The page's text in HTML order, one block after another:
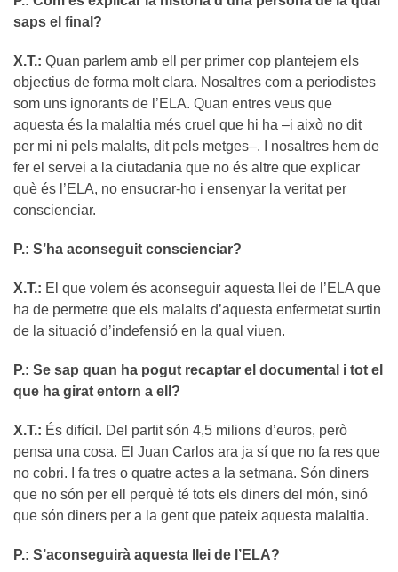
saps el final?
X.T.: Quan parlem amb ell per primer cop plantejem els
objectius de forma molt clara. Nosaltres com a periodistes
som uns ignorants de l’ELA. Quan entres veus que
aquesta és la malaltia més cruel que hi ha –i això no dit
per mi ni pels malalts, dit pels metges–. I nosaltres hem de
fer el servei a la ciutadania que no és altre que explicar
què és l’ELA, no ensucrar-ho i ensenyar la veritat per
conscienciar.
P.: S’ha aconseguit conscienciar?
X.T.: El que volem és aconseguir aquesta llei de l’ELA que
ha de permetre que els malalts d’aquesta enfermetat surtin
de la situació d’indefensió en la qual viuen.
P.: Se sap quan ha pogut recaptar el documental i tot el
que ha girat entorn a ell?
X.T.: És difícil. Del partit són 4,5 milions d’euros, però
pensa una cosa. El Juan Carlos ara ja sí que no fa res que
no cobri. I fa tres o quatre actes a la setmana. Són diners
que no són per ell perquè té tots els diners del món, sinó
que són diners per a la gent que pateix aquesta malaltia.
P.: S’aconseguirà aquesta llei de l’ELA?